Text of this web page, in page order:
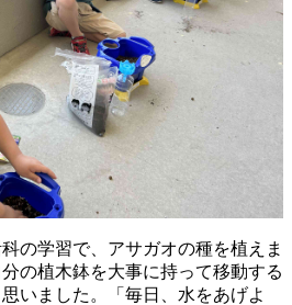
の学習で、アサガオの種を植えま
の植木鉢を大事に持って移動する
いました。「毎日、水をあげよ